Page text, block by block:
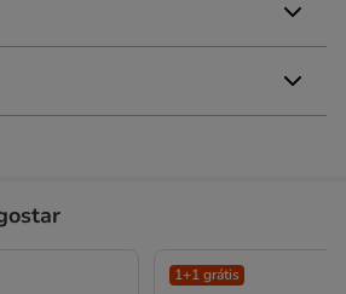
1+1 grátis